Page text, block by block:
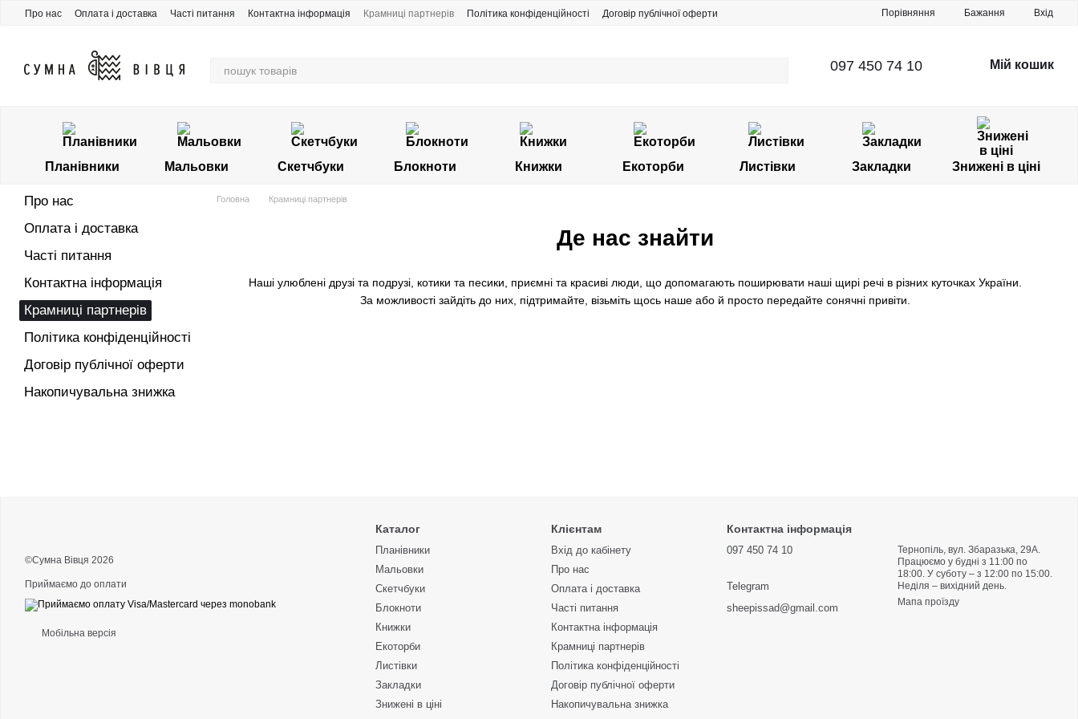
Перейти до основного контенту
Про нас Оплата і доставка Часті питання Контактна інформація Крамниці партнерів Політика конфіденційності
Договір публічної оферти
Порівняння Бажання Вхід
097 450 74 10 Мій кошик
Планівники Мальовки Скетчбуки Блокноти Книжки Екоторби Листівки Закладки Знижені в ціні
Головна Крамниці партнерів
Де нас знайти
Наші улюблені друзі та подрузі, котики та песики, приємні та красиві люди, що допомагають поширювати наші щирі речі в різних куточках України.
За можливості зайдіть до них, підтримайте, візьміть щось наше або й просто передайте сонячні привіти.
Про нас
Оплата і доставка
Часті питання
Контактна інформація
Крамниці партнерів
Політика конфіденційності
Договір публічної оферти
Накопичувальна знижка
©Сумна Вівця 2026
Приймаємо до оплати
Мобільна версія
Каталог
Планівники
Мальовки
Скетчбуки
Блокноти
Книжки
Екоторби
Листівки
Закладки
Знижені в ціні
Клієнтам
Вхід до кабінету
Про нас
Оплата і доставка
Часті питання
Контактна інформація
Крамниці партнерів
Політика конфіденційності
Договір публічної оферти
Накопичувальна знижка
Контактна інформація
097 450 74 10
Telegram
sheepissad@gmail.com
Тернопіль, вул. Збаразька, 29А‎‎‎‎‎.
Працюємо у будні з 11:00 по
18:00. У суботу – з 12:00 по 15:00‏‎‏‎.
Неділя – вихідний день.
Мапа проїзду